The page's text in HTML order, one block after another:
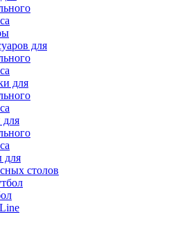
для
для
для
для
столов